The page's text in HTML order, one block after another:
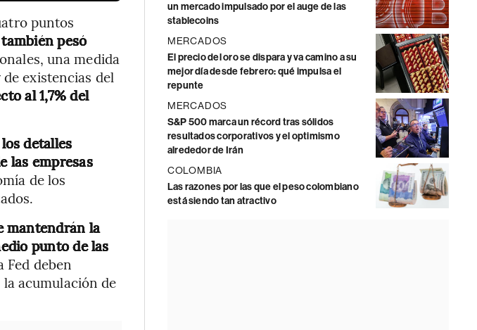
puntos
pesó
una medida
existencias del
al 1,7% del
detalles
las empresas
de los
mantendrán la
punto de las
deben
acumulación de
un mercado impulsado por el auge de las
stablecoins
MERCADOS
El precio del oro se dispara y va camino a su
mejor día desde febrero: qué impulsa el
repunte
MERCADOS
S&P 500 marca un récord tras sólidos
resultados corporativos y el optimismo
alrededor de Irán
COLOMBIA
Las razones por las que el peso colombiano
está siendo tan atractivo